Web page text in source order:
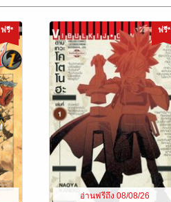
ฟรี* ฟรี*
อ่านฟรีถึง 08/08/26